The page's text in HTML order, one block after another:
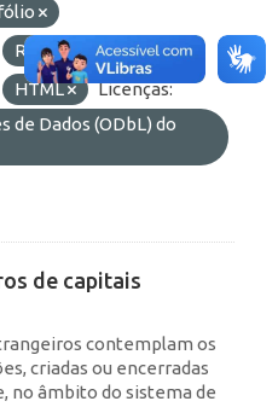
RDE
Organizações:
HTML
Licenças:
de Dados (ODbL) do
de capitais
contemplam os
criadas ou encerradas
no âmbito do sistema de